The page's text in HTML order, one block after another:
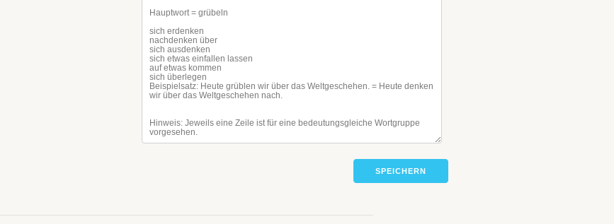
SPEICHERN